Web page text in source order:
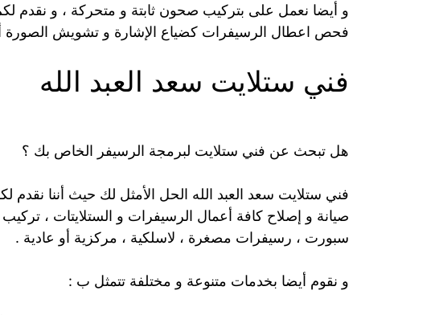
و أيضا نعمل على بتركيب صحون ثابتة و متحركة ، و نقدم
فحص اعطال الرسيفرات كضياع الإشارة و تشويش الصورة
فني ستلايت سعد العبد الله
هل تبحث عن فني ستلايت لبرمجة الرسيفر الخاص بك ؟
فني ستلايت سعد العبد الله الحل الأمثل لك حيث أننا نقدم
صيانة و إصلاح كافة أعمال الرسيفرات و الستلايتات ،
سبورت ، رسيفرات مصغرة ، لاسلكية ، مركزية أو عادية .
و نقوم أيضا بخدمات متنوعة و مختلفة تتمثل ب :